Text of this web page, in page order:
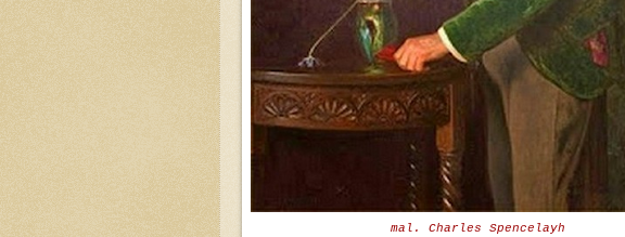
mal. Charles Spencelayh